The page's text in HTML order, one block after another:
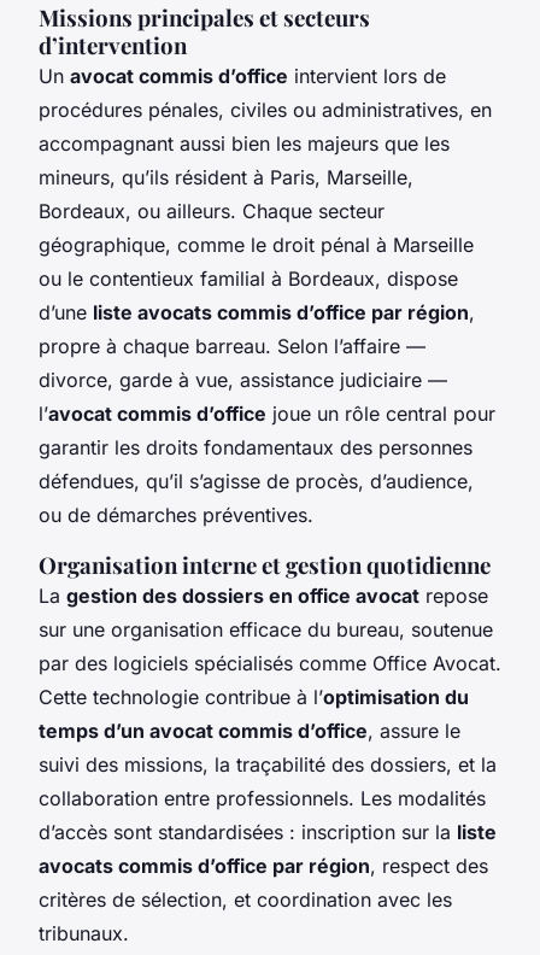
Missions principales et secteurs
d’intervention
Un avocat commis d’office intervient lors de
procédures pénales, civiles ou administratives, en
accompagnant aussi bien les majeurs que les
mineurs, qu’ils résident à Paris, Marseille,
Bordeaux, ou ailleurs. Chaque secteur
géographique, comme le droit pénal à Marseille
ou le contentieux familial à Bordeaux, dispose
d’une liste avocats commis d’office par région,
propre à chaque barreau. Selon l’affaire —
divorce, garde à vue, assistance judiciaire —
l’avocat commis d’office joue un rôle central pour
garantir les droits fondamentaux des personnes
défendues, qu’il s’agisse de procès, d’audience,
ou de démarches préventives.
Organisation interne et gestion quotidienne
La gestion des dossiers en office avocat repose
sur une organisation efficace du bureau, soutenue
par des logiciels spécialisés comme Office Avocat.
Cette technologie contribue à l’optimisation du
temps d’un avocat commis d’office, assure le
suivi des missions, la traçabilité des dossiers, et la
collaboration entre professionnels. Les modalités
d’accès sont standardisées : inscription sur la liste
avocats commis d’office par région, respect des
critères de sélection, et coordination avec les
tribunaux.